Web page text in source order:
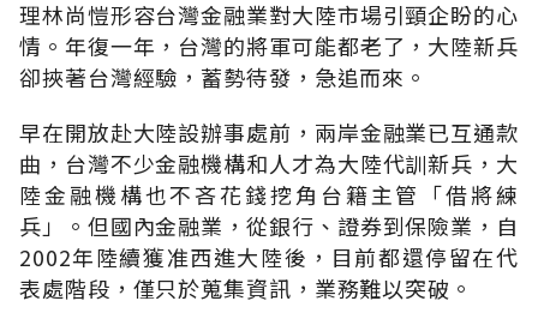
理林尚愷形容台灣金融業對大陸市場引頸企盼的心
情。年復一年，台灣的將軍可能都老了，大陸新兵
卻挾著台灣經驗，蓄勢待發，急追而來。
早在開放赴大陸設辦事處前，兩岸金融業已互通款
曲，台灣不少金融機構和人才為大陸代訓新兵，大
陸金融機構也不吝花錢挖角台籍主管「借將練
兵」。但國內金融業，從銀行、證券到保險業，自
2002年陸續獲准西進大陸後，目前都還停留在代
表處階段，僅只於蒐集資訊，業務難以突破。